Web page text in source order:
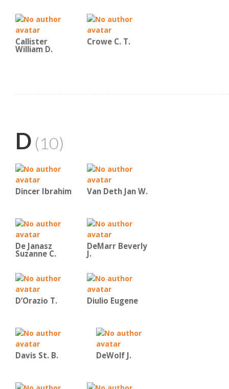
Callister
William D.
Crowe C. T.
D (10)
Dincer Ibrahim Van Deth Jan W.
De Janasz
Suzanne C.
DeMarr Beverly
J.
D’Orazio T. Diulio Eugene
Davis St. B. DeWolf J.